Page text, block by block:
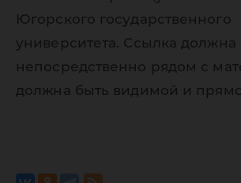
Югорского государственного
университета. Ссылка должна
непосредственно рядом с
должна быть видимой и